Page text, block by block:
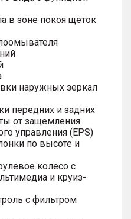
в зоне покоя щеток
наружных зеркал
передних и задних
от защемления
управления (EPS)
по высоте и
колесо с
и круиз-
с фильтром